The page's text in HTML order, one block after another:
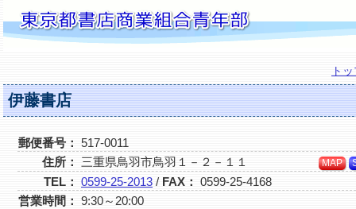
ト
伊藤書店
郵便番号： 517-0011
住所：
三重県鳥羽市鳥羽１－２－１１ MAP
TEL： 0599-25-2013 / FAX： 0599-25-4168
営業時間： 9:30～20:00